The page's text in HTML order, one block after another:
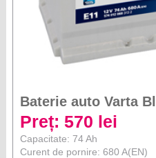
Baterie auto Varta
Preț: 570 lei
Capacitate: 74 Ah
Curent de pornire: 680 A(EN)